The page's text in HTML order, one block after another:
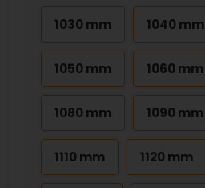
1030 mm 1040 mm
1050 mm 1060 mm
1080 mm 1090 mm
1110 mm 1120 mm